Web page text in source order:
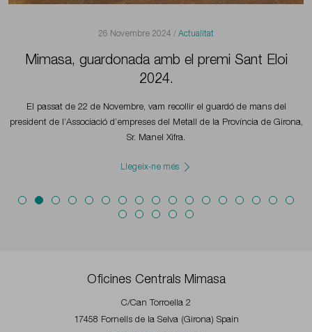
26 Novembre 2024 / Actualitat
Mimasa, guardonada amb el premi Sant Eloi
2024.
El passat de 22 de Novembre, vam recollir el guardó de mans del
president de l’Associació d’empreses del Metall de la Província de Girona,
Sr. Manel Xifra.
Llegeix-ne més
Oficines Centrals Mimasa
C/Can Torroella 2
17458 Fornells de la Selva (Girona) Spain